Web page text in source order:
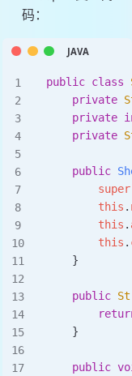
码：
public class
    private
    private
    private
    public
        super
        this
.
        this
.
        this
.
    }
    public
    }
    public